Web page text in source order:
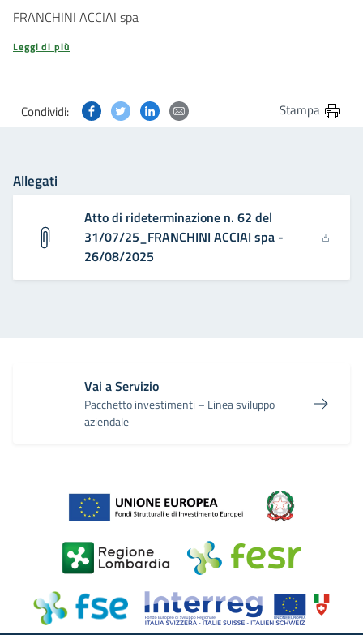
FRANCHINI ACCIAI spa
Leggi di più
Condividi: Condividi questa pagina su Facebook
Condividi questa pagina su Twitter
Condividi questa pagina su Linkedin
Condividi questa pagina via
Stampa
Allegati
Atto di rideterminazione n. 62 del
31/07/25_FRANCHINI ACCIAI spa -
26/08/2025
Vai a Servizio
Pacchetto investimenti – Linea sviluppo
aziendale